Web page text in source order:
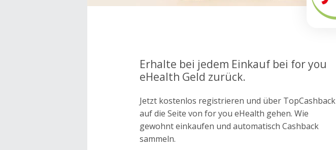
Erhalte bei jedem Einkauf bei for you
eHealth Geld zurück.
Jetzt kostenlos registrieren und über TopCashback
auf die Seite von for you eHealth gehen. Wie
gewohnt einkaufen und automatisch Cashback
sammeln.